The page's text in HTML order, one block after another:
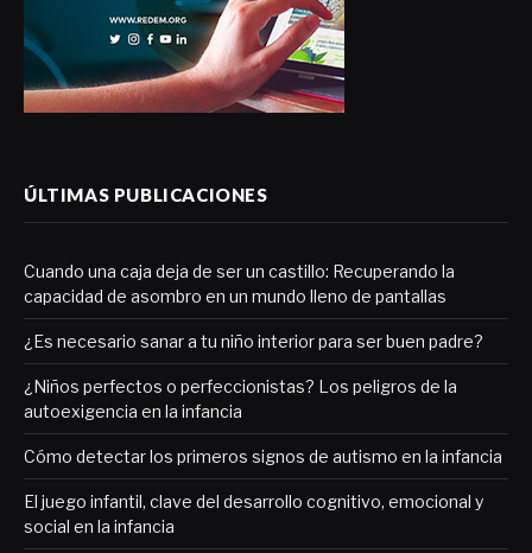
ÚLTIMAS PUBLICACIONES
Cuando una caja deja de ser un castillo: Recuperando la
capacidad de asombro en un mundo lleno de pantallas
¿Es necesario sanar a tu niño interior para ser buen padre?
¿Niños perfectos o perfeccionistas? Los peligros de la
autoexigencia en la infancia
Cómo detectar los primeros signos de autismo en la infancia
El juego infantil, clave del desarrollo cognitivo, emocional y
social en la infancia